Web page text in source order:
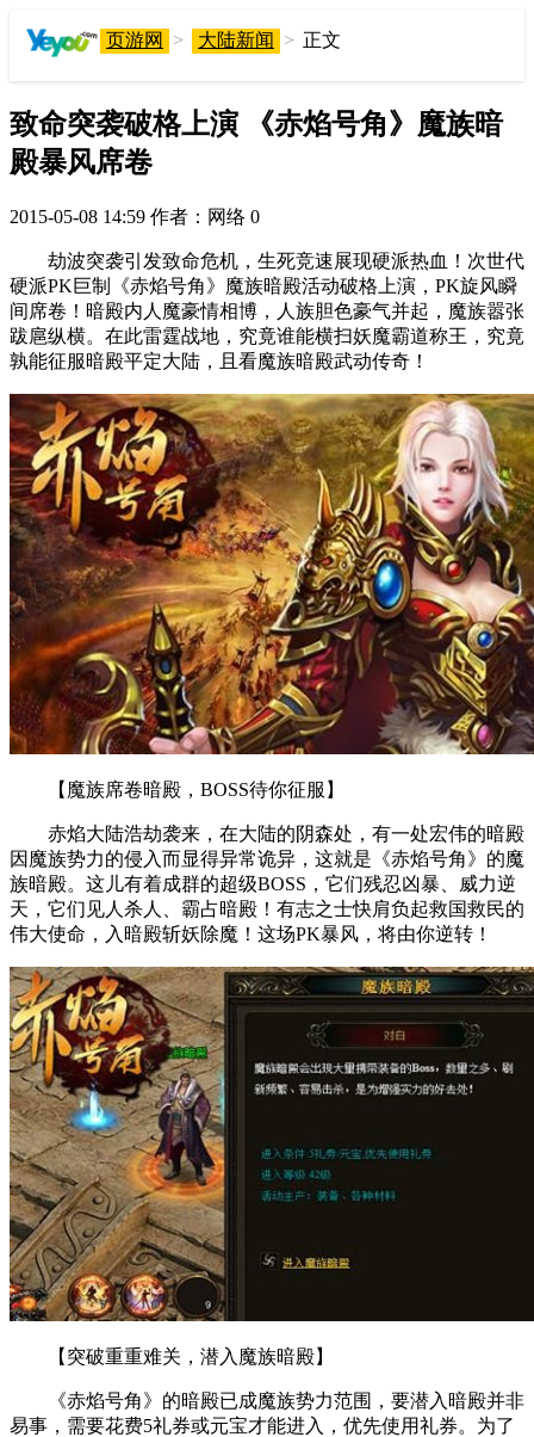
页游网 > 大陆新闻 > 正文
致命突袭破格上演 《赤焰号角》魔族暗
殿暴风席卷
2015-05-08 14:59 作者：网络 0
劫波突袭引发致命危机，生死竞速展现硬派热血！次世代
硬派PK巨制《赤焰号角》魔族暗殿活动破格上演，PK旋风瞬
间席卷！暗殿内人魔豪情相博，人族胆色豪气并起，魔族嚣张
跋扈纵横。在此雷霆战地，究竟谁能横扫妖魔霸道称王，究竟
孰能征服暗殿平定大陆，且看魔族暗殿武动传奇！
【魔族席卷暗殿，BOSS待你征服】
赤焰大陆浩劫袭来，在大陆的阴森处，有一处宏伟的暗殿
因魔族势力的侵入而显得异常诡异，这就是《赤焰号角》的魔
族暗殿。这儿有着成群的超级BOSS，它们残忍凶暴、威力逆
天，它们见人杀人、霸占暗殿！有志之士快肩负起救国救民的
伟大使命，入暗殿斩妖除魔！这场PK暴风，将由你逆转！
【突破重重难关，潜入魔族暗殿】
《赤焰号角》的暗殿已成魔族势力范围，要潜入暗殿并非
易事，需要花费5礼券或元宝才能进入，优先使用礼券。为了